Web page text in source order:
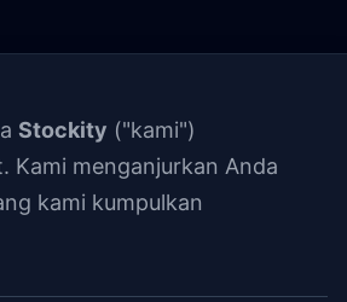
Stockity ("kami")
Kami menganjurkan Anda
kami kumpulkan